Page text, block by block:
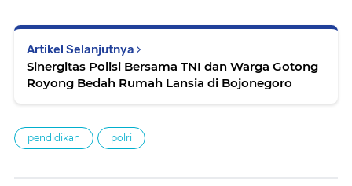
Artikel Selanjutnya
Sinergitas Polisi Bersama TNI dan Warga Gotong
Royong Bedah Rumah Lansia di Bojonegoro
pendidikan polri